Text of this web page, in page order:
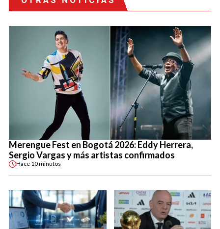
Merengue Fest en Bogotá 2026: Eddy Herrera,
Sergio Vargas y más artistas confirmados
Hace 10 minutos